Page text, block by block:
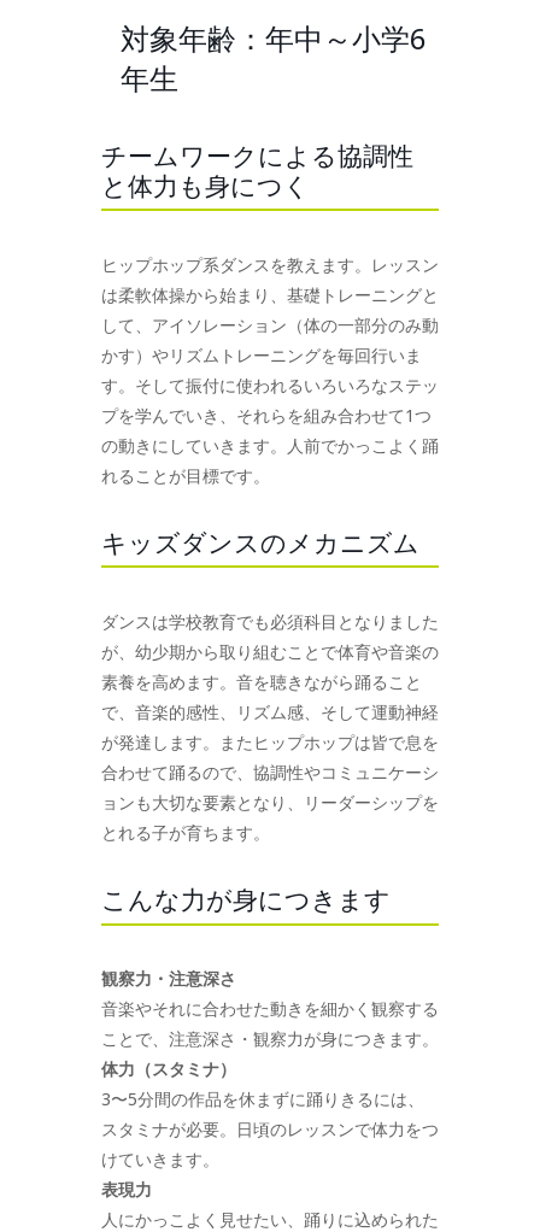
対象年齢：年中～小学6
年生
チームワークによる協調性
と体力も身につく
ヒップホップ系ダンスを教えます。レッスン
は柔軟体操から始まり、基礎トレーニングと
して、アイソレーション（体の一部分のみ動
かす）やリズムトレーニングを毎回行いま
す。そして振付に使われるいろいろなステッ
プを学んでいき、それらを組み合わせて1つ
の動きにしていきます。人前でかっこよく踊
れることが目標です。
キッズダンスのメカニズム
ダンスは学校教育でも必須科目となりました
が、幼少期から取り組むことで体育や音楽の
素養を高めます。音を聴きながら踊ること
で、音楽的感性、リズム感、そして運動神経
が発達します。またヒップホップは皆で息を
合わせて踊るので、協調性やコミュニケーシ
ョンも大切な要素となり、リーダーシップを
とれる子が育ちます。
こんな力が身につきます
観察力・注意深さ
音楽やそれに合わせた動きを細かく観察する
ことで、注意深さ・観察力が身につきます。
体力（スタミナ）
3〜5分間の作品を休まずに踊りきるには、
スタミナが必要。日頃のレッスンで体力をつ
けていきます。
表現力
人にかっこよく見せたい、踊りに込められた